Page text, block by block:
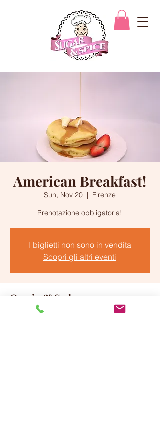
American Breakfast!
Sun, Nov 20
  |
Firenze
Prenotazione obbligatoria!
I biglietti non sono in vendita
Scopri gli altri eventi
Orario & Sede